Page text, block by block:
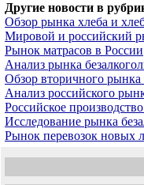
Другие новости в
Обзор рынка хлеба и
Мировой и российский
Рынок матрасов в России
Анализ рынка
Обзор вторичного рынка
Анализ российского
Российское
Исследование рынка
Рынок перевозок новых